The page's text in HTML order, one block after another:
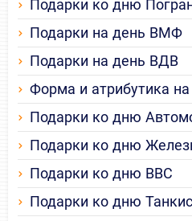
Подарки ко дню
Подарки на день ВМФ
Подарки на день ВДВ
Форма и атрибутика
Подарки ко дню
Подарки ко дню
Подарки ко дню ВВС
Подарки ко дню